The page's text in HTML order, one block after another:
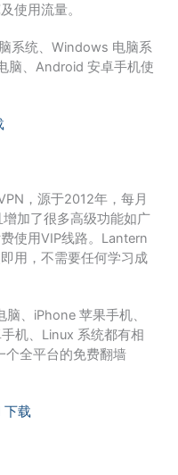
使用流量。
系统、Windows 电脑系
脑、Android 安卓手机使
，源于2012年，每月
加了很多高级功能如广
使用VIP线路。Lantern
用，不需要任何学习成
、iPhone 苹果手机、
机、Linux 系统都有相
个全平台的免费翻墙
下载